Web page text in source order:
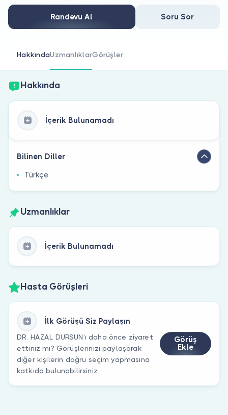
Doktor musunuz?
Randevu Al Soru Sor
HakkındaUzmanlıklarGörüşler
Hakkında
İçerik Bulunamadı
Bilinen Diller
Türkçe
Uzmanlıklar
İçerik Bulunamadı
Hasta Görüşleri
İlk Görüşü Siz Paylaşın
DR. HAZAL DURSUN’ı daha önce ziyaret
ettiniz mi? Görüşlerinizi paylaşarak
diğer kişilerin doğru seçim yapmasına
katkıda bulunabilirsiniz.
Görüş
Ekle